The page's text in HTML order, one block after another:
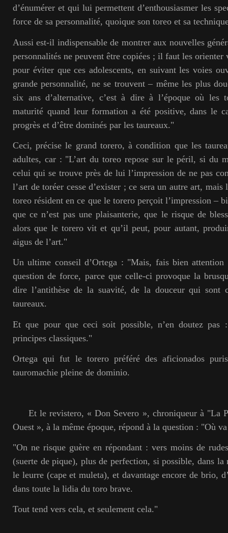
d’énumérer et qui lui permettent d’enthousiasmer les
force de sa personnalité, quoique son toreo et sa
Aussi est-il indispensable de montrer aux nouvelles
personnalités ne peuvent être copiées ; il faut les orienter
pour éviter que ces adolescents, en suivant les voies
grande personnalité, ne se trouvent – même les plus
six ans d’alternative, c’est à dire à l’époque où les
maturité quand leur formation a été positive, dans le
progrès et d’être dominés par les taureaux."
Ceci, précise le grand torero, à condition que les
adultes, car : "L’art du toreo repose sur le péril, si du
celui qui se trouve près de lui l’impression de ne pas
l’art de toréer cesse d’exister ; ce sera un autre art, mais
toreo résident en ce que le torero perçoit l’impression –
que ce n’est pas une plaisanterie, que le risque de
alors que le torero vit et qu’il peut, pour autant,
aigus de l’art."
Un ultime conseil d’Ortega : "Mais, fais bien attention
question de force, parce que celle-ci provoque la
dire l’antithèse de la suavité, de la douceur qui
taureaux.
Et que pour que ceci soit possible, n’en doutez
principes classiques."
Ortega qui fut le torero préféré des aficionados
tauromachie pleine de dominio.
Et le revistero, « Don Severo », chroniqueur à "La
Ouest », à la même époque, répond à la question : "Où
"On ne risque guère en répondant : vers moins de
(suerte de pique), plus de perfection, si possible, dans la
le leurre (cape et muleta), et davantage encore de brio,
dans toute la lidia du toro brave.
Tout tend vers cela, et seulement cela."